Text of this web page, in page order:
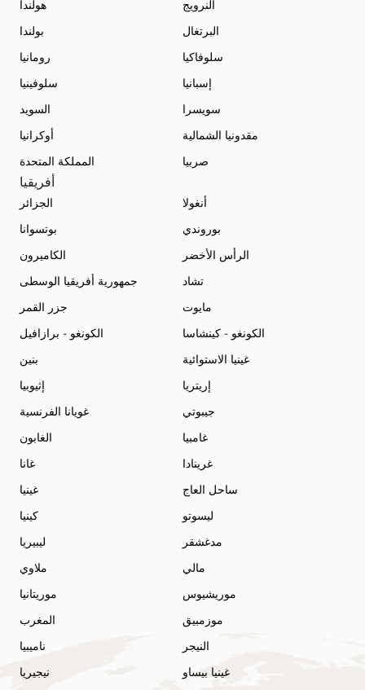
هولندا
النرويج
بولندا
البرتغال
رومانيا
سلوفاكيا
سلوفينيا
إسبانيا
السويد
سويسرا
أوكرانيا
مقدونيا الشمالية
المملكة المتحدة
صربيا
أفريقيا
الجزائر
أنغولا
بوتسوانا
بوروندي
الكاميرون
الرأس الأخضر
جمهورية أفريقيا الوسطى
تشاد
جزر القمر
مايوت
الكونغو - برازافيل
الكونغو - كينشاسا
بنين
غينيا الاستوائية
إثيوبيا
إريتريا
غويانا الفرنسية
جيبوتي
الغابون
غامبيا
غانا
غرينادا
غينيا
ساحل العاج
كينيا
ليسوتو
ليبيريا
مدغشقر
ملاوي
مالي
موريتانيا
موريشيوس
المغرب
موزمبيق
ناميبيا
النيجر
نيجيريا
غينيا بيساو